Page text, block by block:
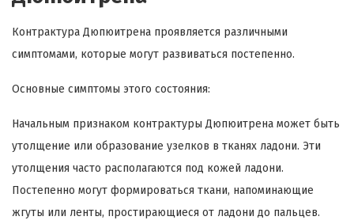
Контрактура Дюпюитрена проявляется различными
симптомами, которые могут развиваться постепенно.
Основные симптомы этого состояния:
Начальным признаком контрактуры Дюпюитрена может быть
утолщение или образование узелков в тканях ладони. Эти
утолщения часто располагаются под кожей ладони.
Постепенно могут формироваться ткани, напоминающие
жгуты или ленты, простирающиеся от ладони до пальцев.